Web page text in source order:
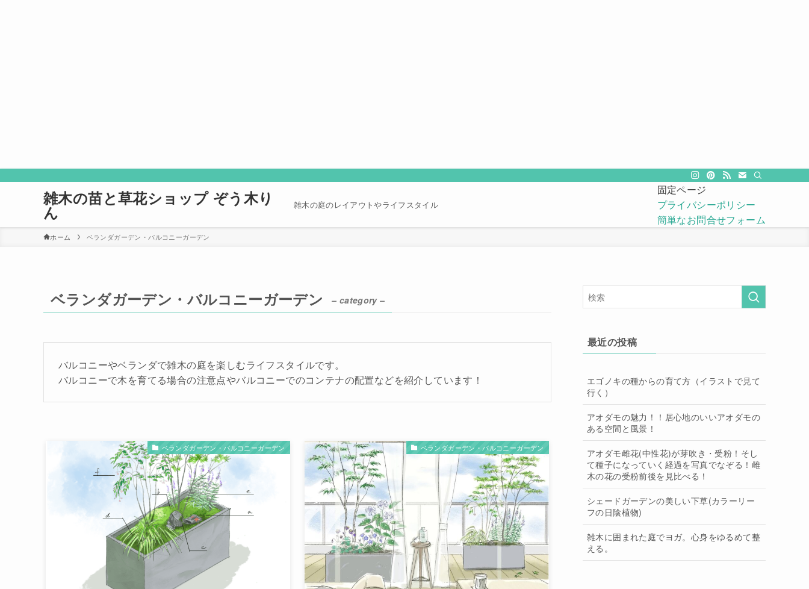
雑木の苗と草花ショップ ぞう木り
ん 雑木の庭のレイアウトやライフスタイル
固定ページ
プライバシーポリシー
簡単なお問合せフォーム
ホーム ベランダガーデン・バルコニーガーデン
ベランダガーデン・バルコニーガーデン – category –
バルコニーやベランダで雑木の庭を楽しむライフスタイルです。
バルコニーで木を育てる場合の注意点やバルコニーでのコンテナの配置などを紹介しています！
ベランダガーデン・バルコニーガーデン ベランダガーデン・バルコニーガーデン
最近の投稿
エゴノキの種からの育て方（イラストで見て
行く）
アオダモの魅力！！居心地のいいアオダモの
ある空間と風景！
アオダモ雌花(中性花)が芽吹き・受粉！そし
て種子になっていく経過を写真でなぞる！雌
木の花の受粉前後を見比べる！
シェードガーデンの美しい下草(カラーリー
フの日陰植物)
雑木に囲まれた庭でヨガ。心身をゆるめて整
える。